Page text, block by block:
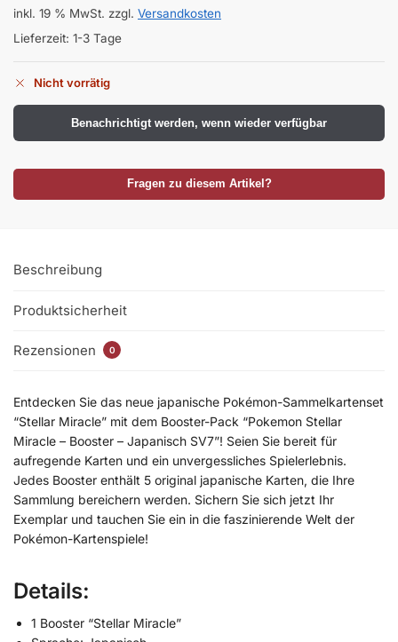
inkl. 19 % MwSt. zzgl. Versandkosten
Lieferzeit: 1-3 Tage
Nicht vorrätig
Benachrichtigt werden, wenn wieder verfügbar
Fragen zu diesem Artikel?
Beschreibung
Produktsicherheit
Rezensionen 0
Entdecken Sie das neue japanische Pokémon-Sammelkartenset
“Stellar Miracle” mit dem Booster-Pack “Pokemon Stellar
Miracle – Booster – Japanisch SV7”! Seien Sie bereit für
aufregende Karten und ein unvergessliches Spielerlebnis.
Jedes Booster enthält 5 original japanische Karten, die Ihre
Sammlung bereichern werden. Sichern Sie sich jetzt Ihr
Exemplar und tauchen Sie ein in die faszinierende Welt der
Pokémon-Kartenspiele!
Details:
1 Booster “Stellar Miracle”